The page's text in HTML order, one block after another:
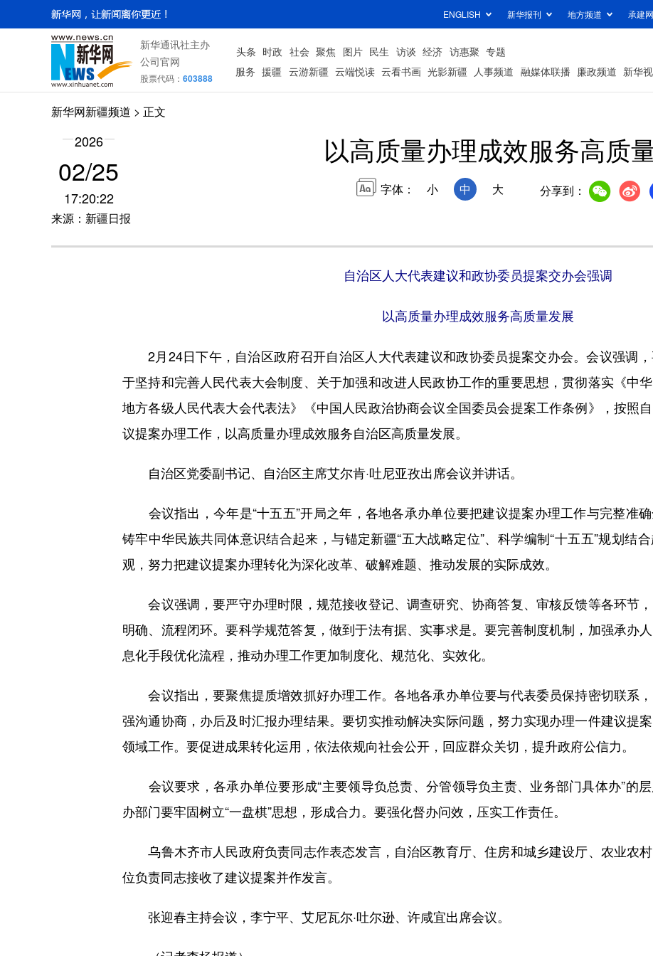
ENGLISH 新华报刊 地方频道 承建
新华通讯社主办
公司官网
股票代码： 603888
头条 时政 社会 聚焦 图片 民生 访谈 经济 访惠聚 专题
服务 援疆 云游新疆 云端悦读 云看书画 光影新疆 人事频道 融媒体联播 廉政频道 新华
新华网新疆频道 > 正文
2026
02/25
17:20:22
来源：新疆日报
以高质量办理成效服务高质
字体： 小 中 大 分享到：
自治区人大代表建议和政协委员提案交办会强调
以高质量办理成效服务高质量发展
2月24日下午，自治区政府召开自治区人大代表建议和政协委员提案交办会。会议强调
于坚持和完善人民代表大会制度、关于加强和改进人民政协工作的重要思想，贯彻落实《中
地方各级人民代表大会代表法》《中国人民政治协商会议全国委员会提案工作条例》，按照
议提案办理工作，以高质量办理成效服务自治区高质量发展。
自治区党委副书记、自治区主席艾尔肯·吐尼亚孜出席会议并讲话。
会议指出，今年是“十五五”开局之年，各地各承办单位要把建议提案办理工作与完整准确
铸牢中华民族共同体意识结合起来，与锚定新疆“五大战略定位”、科学编制“十五五”规划结
观，努力把建议提案办理转化为深化改革、破解难题、推动发展的实际成效。
会议强调，要严守办理时限，规范接收登记、调查研究、协商答复、审核反馈等各环节
明确、流程闭环。要科学规范答复，做到于法有据、实事求是。要完善制度机制，加强承办
息化手段优化流程，推动办理工作更加制度化、规范化、实效化。
会议指出，要聚焦提质增效抓好办理工作。各地各承办单位要与代表委员保持密切联系
强沟通协商，办后及时汇报办理结果。要切实推动解决实际问题，努力实现办理一件建议提
领域工作。要促进成果转化运用，依法依规向社会公开，回应群众关切，提升政府公信力。
会议要求，各承办单位要形成“主要领导负总责、分管领导负主责、业务部门具体办”的
办部门要牢固树立“一盘棋”思想，形成合力。要强化督办问效，压实工作责任。
乌鲁木齐市人民政府负责同志作表态发言，自治区教育厅、住房和城乡建设厅、农业农
位负责同志接收了建议提案并作发言。
张迎春主持会议，李宁平、艾尼瓦尔·吐尔逊、许咸宜出席会议。